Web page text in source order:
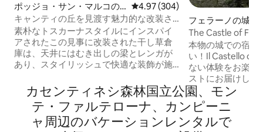
ポッジョ・サン・マルコの
一軒家
レビュー304件、5つ星中4.97つ
4.97 (304)
キャンティの丘を見渡す魅力的な改装さ
れた干し草倉
素朴なトスカーナスタイルにインスパイ
アされたこの見事に改装された干し草倉
庫は、天井にはむき出しの梁とレンガが
あり、スタイリッシュで快適な装飾が施
ックやパノラマガーデンでの石造りのバ
ーベキュー、居心地の良い暖炉など、す
べての空間が開放感があり、魅力的で
す。 フィレンツェ、アレッツォ、シエナ
フェラーノの城
The Castle of
本物の城での宿泊
い！Il Castello di
ない体験をお楽し
ストにお届けしま
ったひとりのゲス
使いいただけま
ライベートプー
囲まれた歴史的建
カセンティネシ森林国立公園、モン
テ・ファルテローナ、カンピーニ
ャ⁠周⁠辺⁠のバ⁠ケ⁠ー⁠シ⁠ョ⁠ン⁠レ⁠ン⁠タ⁠ル⁠で